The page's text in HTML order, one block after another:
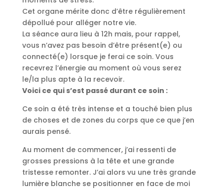
Cet organe mérite donc d’être régulièrement
dépollué pour alléger notre vie.
La séance aura lieu à 12h mais, pour rappel,
vous n’avez pas besoin d’être présent(e) ou
connecté(e) lorsque je ferai ce soin. Vous
recevrez l’énergie au moment où vous serez
le/la plus apte à la recevoir.
Voici ce qui s’est passé durant ce soin :
Ce soin a été très intense et a touché bien plus
de choses et de zones du corps que ce que j’en
aurais pensé.
Au moment de commencer, j’ai ressenti de
grosses pressions à la tête et une grande
tristesse remonter. J’ai alors vu une très grande
lumière blanche se positionner en face de moi